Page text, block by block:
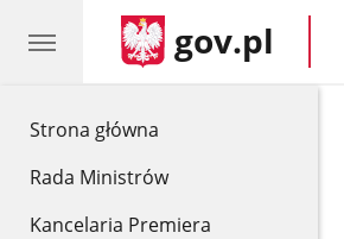
Strona główna
Rada Ministrów
Kancelaria Premiera
gov.pl